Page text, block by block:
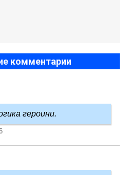
комментарии
героини.